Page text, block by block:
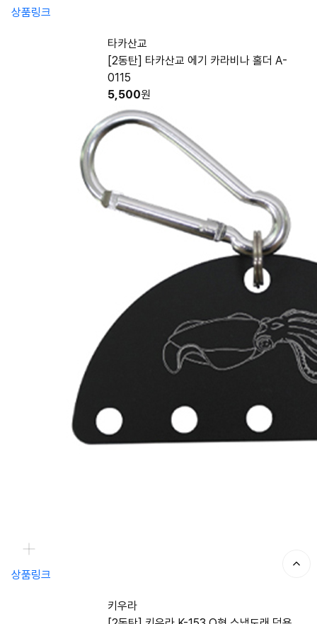
상품링크
타카산교
[2동탄] 타카산교 에기 카라비나 홀더 A-
0115
5,500원
상품링크
키우라